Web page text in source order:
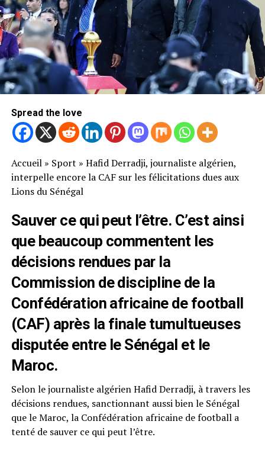
Spread the love
Accueil» Sport » Hafid Derradji, journaliste algérien,
interpelle encore la CAF sur les félicitations dues aux
Lions du Sénégal
Sauver ce qui peut l’être. C’est ainsi
que beaucoup commentent les
décisions rendues par la
Commission de discipline de la
Confédération africaine de football
(CAF) après la finale tumultueuses
disputée entre le Sénégal et le
Maroc.
Selon le journaliste algérien Hafid Derradji, à travers les
décisions rendues, sanctionnant aussi bien le Sénégal
que le Maroc, la Confédération africaine de football a
tenté de sauver ce qui peut l’être.